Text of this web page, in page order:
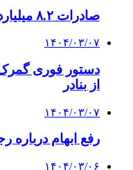
صادرات ۸.۲ میلیارد دلاری ایران در ۲ ماه
۱۴۰۴/۰۳/۰۷
دستور فوری
از بنادر
۱۴۰۴/۰۳/۰۷
رفع ابهام درباره
۱۴۰۴/۰۳/۰۶